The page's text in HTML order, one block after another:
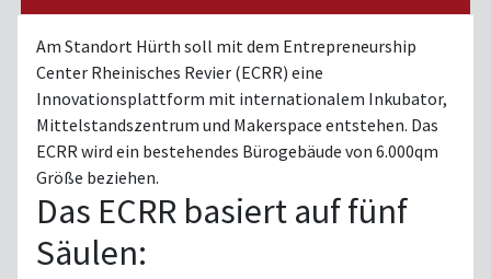
Am Standort Hürth soll mit dem Entrepreneurship
Center Rheinisches Revier (ECRR) eine
Innovationsplattform mit internationalem Inkubator,
Mittelstandszentrum und Makerspace entstehen. Das
ECRR wird ein bestehendes Bürogebäude von 6.000qm
Größe beziehen.
Das ECRR basiert auf fünf
Säulen: